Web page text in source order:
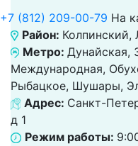
+7 (812) 209-00-79 На
Район: Колпинский,
Метро: Дунайская,
Международная,
Рыбацкое, Шушары,
Адрес: Санкт-
д 1
Режим работы: